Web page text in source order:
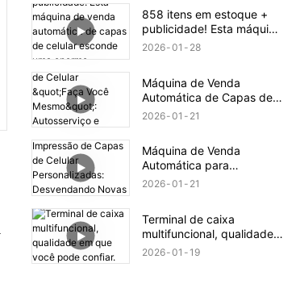
858 itens em estoque +
publicidade! Esta máquina
de venda automática de
de negócio.
2026 01 28
Máquina de Venda
Automática de Capas de
Celular "Faça Você
2026 01 21
Máquina de Venda
Automática para
Impressão de Capas de
Possibilidades para a
Impressão
2026 01 21
Terminal de caixa
multifuncional, qualidade
em que você pode confiar.
2026 01 19